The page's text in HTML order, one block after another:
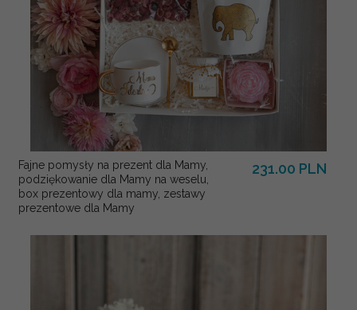
Fajne pomysły na prezent dla Mamy,
podziękowanie dla Mamy na weselu,
box prezentowy dla mamy, zestawy
prezentowe dla Mamy
231.00 PLN